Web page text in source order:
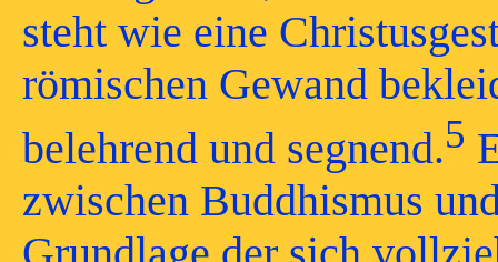
steht wie eine
römischen Gewand
belehrend und segnend.5
zwischen Buddhismus